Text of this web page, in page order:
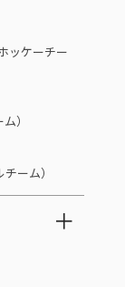
ッケーチー
）
ーム）